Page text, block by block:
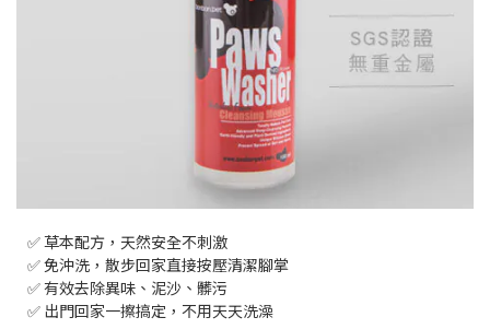
✅ 草本配方，天然安全不刺激
✅ 免沖洗，散步回家直接按壓清潔腳掌
✅ 有效去除異味、泥沙、髒污
✅ 出門回家一擦搞定，不用天天洗澡